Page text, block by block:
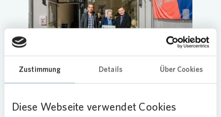
Zustimmung Details Über Cookies
Diese Webseite verwendet Cookies
Loading...
Regionalleiter Frank Kretschmer und Regionalbereichsleiterin Sandra
Andreas Mende (v.l.n.r.).